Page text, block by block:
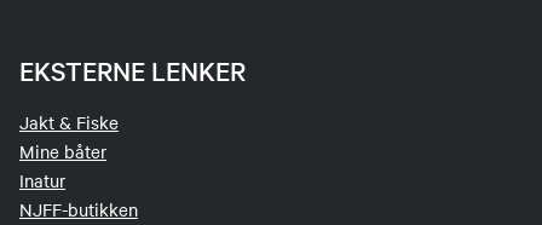
EKSTERNE LENKER
Jakt & Fiske
Mine båter
Inatur
NJFF-butikken